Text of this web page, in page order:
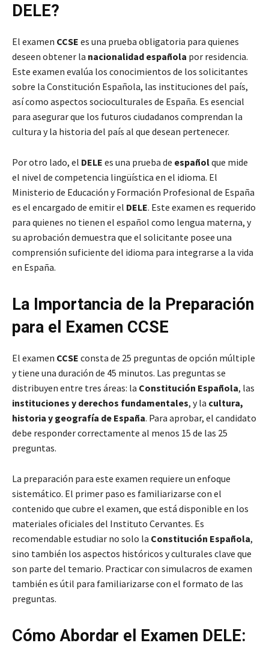
DELE?
El examen CCSE es una prueba obligatoria para quienes
deseen obtener la nacionalidad española por residencia.
Este examen evalúa los conocimientos de los solicitantes
sobre la Constitución Española, las instituciones del país,
así como aspectos socioculturales de España. Es esencial
para asegurar que los futuros ciudadanos comprendan la
cultura y la historia del país al que desean pertenecer.
Por otro lado, el DELE es una prueba de españolque mide
el nivel de competencia lingüística en el idioma. El
Ministerio de Educación y Formación Profesional de España
es el encargado de emitir el DELE. Este examen es requerido
para quienes no tienen el español como lengua materna, y
su aprobación demuestra que el solicitante posee una
comprensión suficiente del idioma para integrarse a la vida
en España.
La Importancia de la Preparación
para el Examen CCSE
El examen CCSE consta de 25 preguntas de opción múltiple
y tiene una duración de 45 minutos. Las preguntas se
distribuyen entre tres áreas: la Constitución Española, las
instituciones y derechos fundamentales, y la cultura,
historia y geografía de España. Para aprobar, el candidato
debe responder correctamente al menos 15 de las 25
preguntas.
La preparación para este examen requiere un enfoque
sistemático. El primer paso es familiarizarse con el
contenido que cubre el examen, que está disponible en los
materiales oficiales del Instituto Cervantes. Es
recomendable estudiar no solo la Constitución Española,
sino también los aspectos históricos y culturales clave que
son parte del temario. Practicar con simulacros de examen
también es útil para familiarizarse con el formato de las
preguntas.
Cómo Abordar el Examen DELE: